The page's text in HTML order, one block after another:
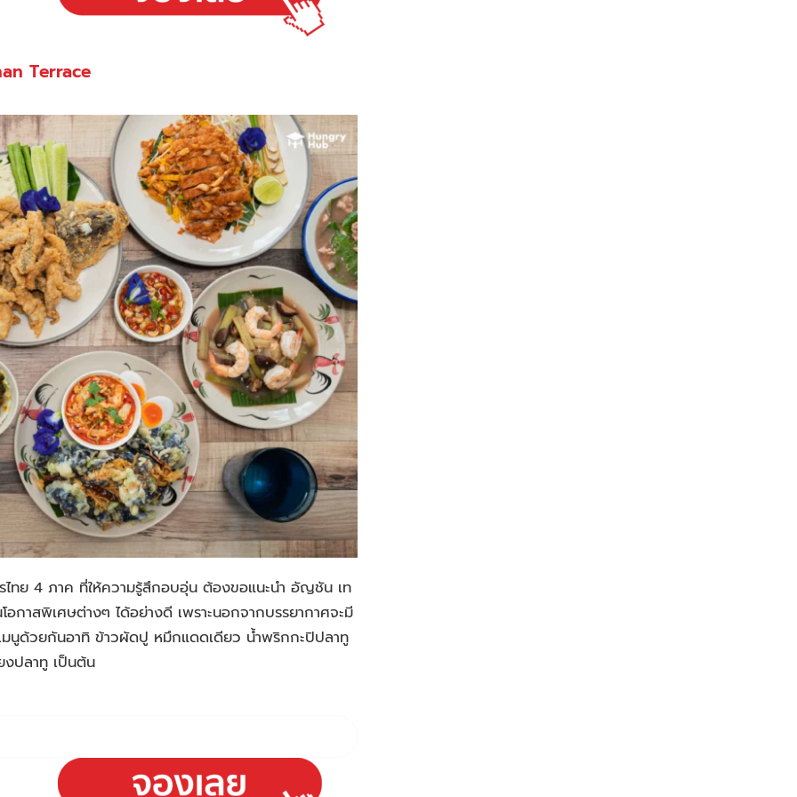
Terrace
ไทย 4 ภาค ที่ให้ความรู้สึกอบอุ่น ต้องขอแนะนำ อัญชัน เท
อกาสพิเศษต่างๆ ได้อย่างดี เพราะนอกจากบรรยากาศจะมี
มนูด้วยกันอาทิ ข้าวผัดปู หมึกแดดเดียว น้ำพริกกะปิปลาทู
งปลาทู เป็นต้น